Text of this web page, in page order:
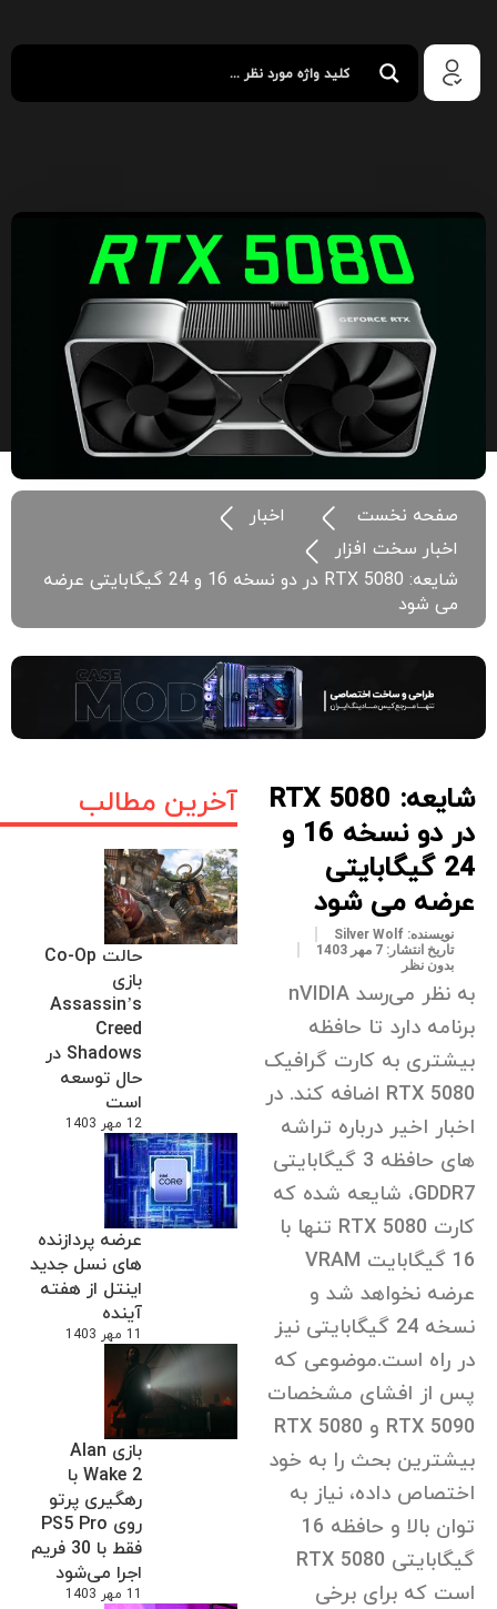
صفحه نخست
اخبار
اخبار سخت افزار
شایعه: RTX 5080 در دو نسخه 16 و 24 گیگابایتی عرضه
می شود
آخرین مطالب
حالت Co-Op
بازی
Assassin’s
Creed
Shadows در
حال توسعه
است
12 مهر 1403
عرضه پردازنده
های نسل جدید
اینتل از هفته
آینده
11 مهر 1403
بازی Alan
Wake 2 با
رهگیری پرتو
روی PS5 Pro
فقط با 30 فریم
اجرا می‌شود
11 مهر 1403
شایعه: RTX 5080
در دو نسخه 16 و
24 گیگابایتی
عرضه می شود
نویسنده: Silver Wolf
تاریخ انتشار: 7 مهر 1403
بدون نظر
به نظر می‌رسد nVIDIA
برنامه دارد تا حافظه
بیشتری به کارت گرافیک
RTX 5080 اضافه کند. در
اخبار اخیر درباره تراشه
های حافظه 3 گیگابایتی
GDDR7، شایعه شده که
کارت RTX 5080 تنها با
16 گیگابایت VRAM
عرضه نخواهد شد و
نسخه 24 گیگابایتی نیز
در راه است.موضوعی که
پس از افشای مشخصات
RTX 5090 و RTX 5080
بیشترین بحث را به خود
اختصاص داده، نیاز به
توان بالا و حافظه 16
گیگابایتی RTX 5080
است که برای برخی